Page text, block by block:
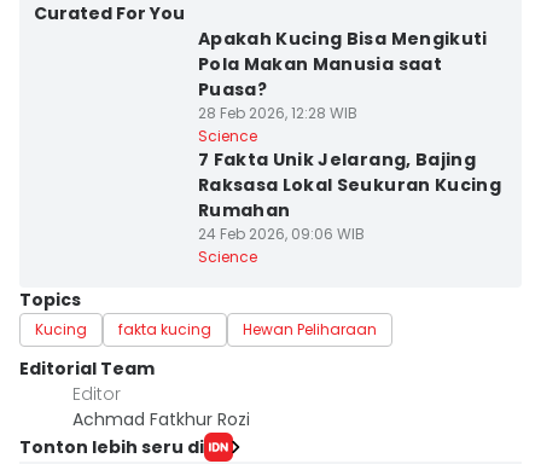
Curated For You
Apakah Kucing Bisa Mengikuti
Pola Makan Manusia saat
Puasa?
28 Feb 2026, 12:28 WIB
Science
7 Fakta Unik Jelarang, Bajing
Raksasa Lokal Seukuran Kucing
Rumahan
24 Feb 2026, 09:06 WIB
Science
Topics
Kucing fakta kucing Hewan Peliharaan
Editorial Team
Editor
Achmad Fatkhur Rozi
Tonton lebih seru di